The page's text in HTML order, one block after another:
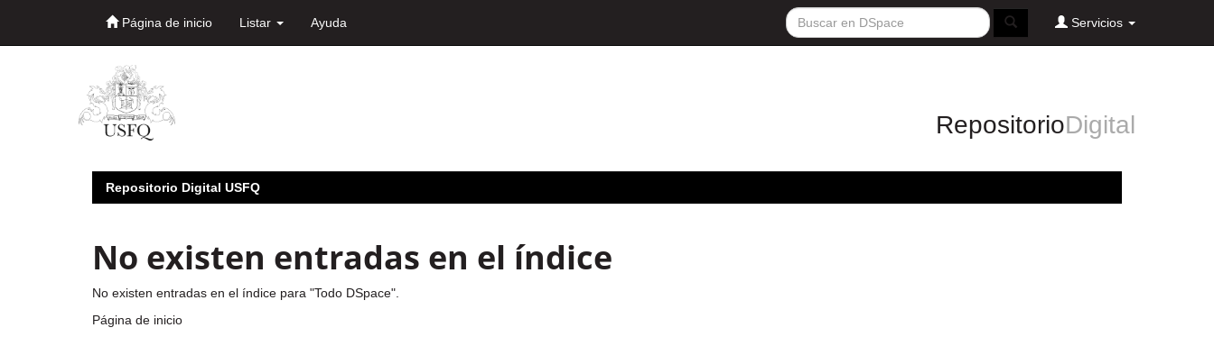
Página de inicio Listar Ayuda Servicios
RepositorioDigital
Repositorio Digital USFQ
No existen entradas en el índice
No existen entradas en el índice para "Todo DSpace".
Página de inicio